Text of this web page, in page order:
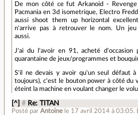
De mon côté ce fut Arkanoid -
Pacmania en 3d isometrique, Electro
aussi shoot them up horizontal
n'arrive pas à retrouver le nom. Un jeu
aussi.
J'ai du l'avoir en 91, acheté d'occasion
quarantaine de jeux/programmes et
S'il ne devais y avoir qu'un seul défaut à
toujours), c'est le bouton power à côté du
éteint la machine en voulant changer le
[^] # Re: TITAN
Posté parAntoine le 17 avril 2014 à 03:05.